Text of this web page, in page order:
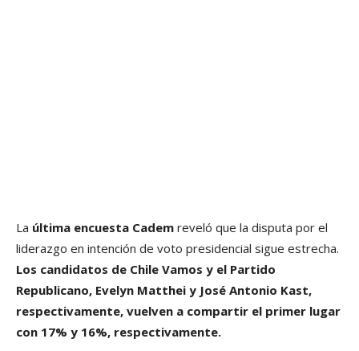
La última encuesta Cadem reveló que la disputa por el
liderazgo en intención de voto presidencial sigue estrecha.
Los candidatos de Chile Vamos y el Partido
Republicano, Evelyn Matthei y José Antonio Kast,
respectivamente, vuelven a compartir el primer lugar
con 17% y 16%, respectivamente.